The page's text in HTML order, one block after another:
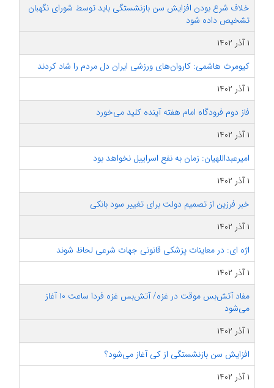
خلاف شرع بودن افزایش سن بازنشستگی باید توسط شورای نگهبان
تشخیص داده شود
۱ آذر ۱۴۰۲
کیومرث هاشمی: کاروان‌های ورزشی ایران دل مردم را شاد کردند
۱ آذر ۱۴۰۲
فاز دوم فرودگاه امام هفته آینده کلید می‌خورد
۱ آذر ۱۴۰۲
امیرعبداللهیان: زمان به نفع اسراییل نخواهد بود
۱ آذر ۱۴۰۲
خبر فرزین از تصمیم دولت برای تغییر سود بانکی
۱ آذر ۱۴۰۲
اژه ای: در معاینات پزشکی قانونی جهات شرعی لحاظ شوند
۱ آذر ۱۴۰۲
مفاد آتش‌بس موقت در غزه/ آتش‌بس غزه فردا ساعت ۱۰ آغاز
می‌شود
۱ آذر ۱۴۰۲
افزایش سن بازنشستگی از کی آغاز می‌شود؟
۱ آذر ۱۴۰۲